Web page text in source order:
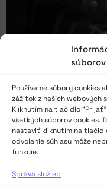
Používame súbory cookies
zážitok z našich webových
Kliknutím na tlačidlo
všetkých súborov cookies.
nastaviť kliknutím na
odvolanie súhlasu môže
funkcie.
Správa služieb
Malý krůček pro
pro české
„Půlkulatý 95. ročník